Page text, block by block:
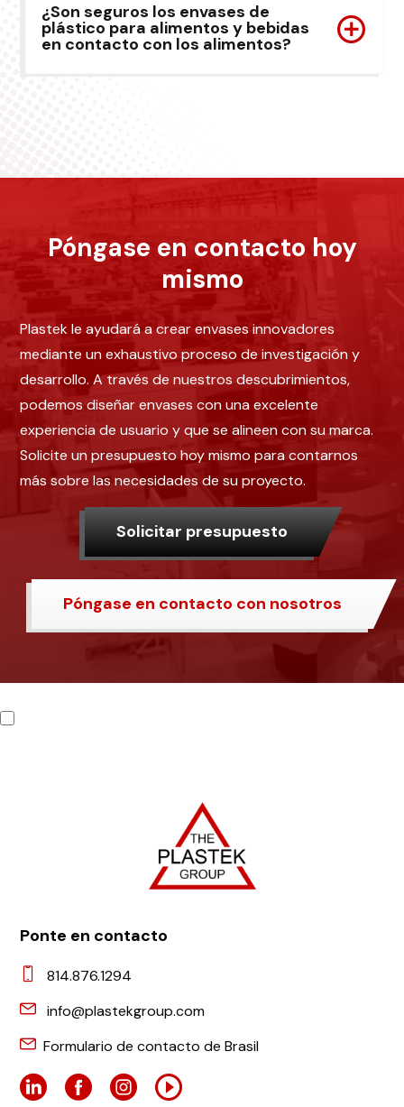
¿Son seguros los envases de
plástico para alimentos y bebidas
en contacto con los alimentos?
Póngase en contacto hoy
mismo
Plastek le ayudará a crear envases innovadores
mediante un exhaustivo proceso de investigación y
desarrollo. A través de nuestros descubrimientos,
podemos diseñar envases con una excelente
experiencia de usuario y que se alineen con su marca.
Solicite un presupuesto hoy mismo para contarnos
más sobre las necesidades de su proyecto.
Solicitar presupuesto
Póngase en contacto con nosotros
Ponte en contacto
814.876.1294
info@plastekgroup.com
Formulario de contacto de Brasil